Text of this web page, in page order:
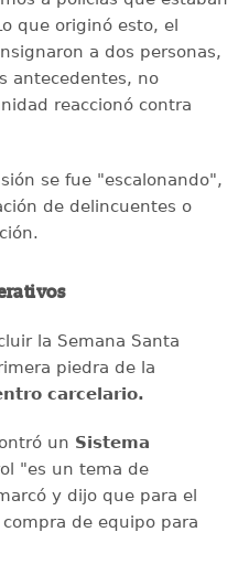
que originó esto, el
a dos personas,
antecedentes, no
reaccionó contra
se fue "escalonando",
de delincuentes o
la Semana Santa
piedra de la
carcelario.
un Sistema
"es un tema de
y dijo que para el
de equipo para